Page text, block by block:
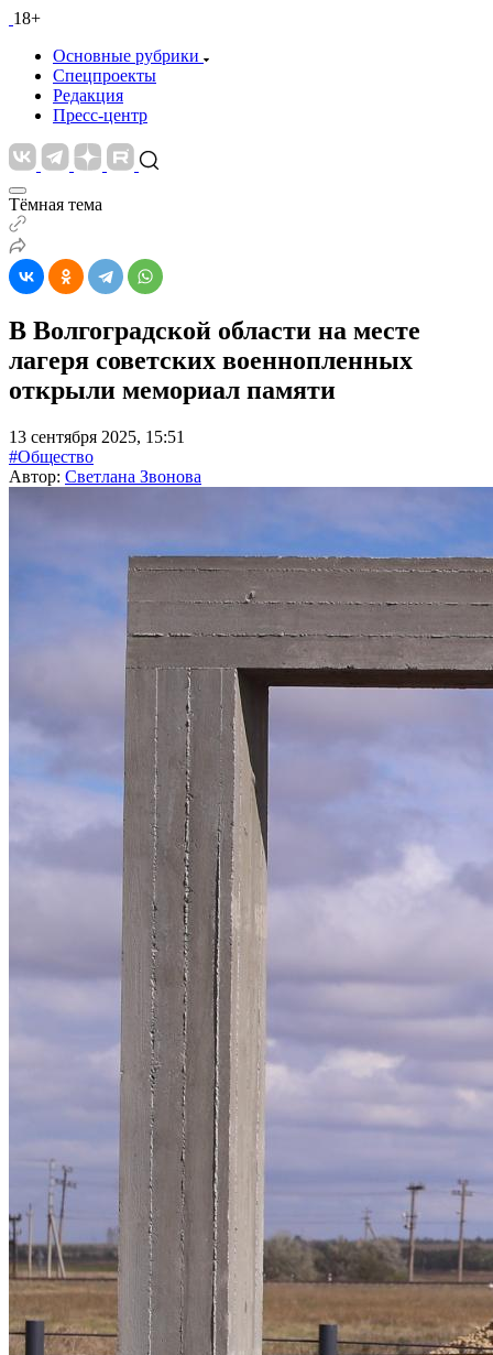
18+
Основные рубрики
Спецпроекты
Редакция
Пресс-центр
Тёмная тема
В Волгоградской области на месте
лагеря советских военнопленных
открыли мемориал памяти
13 сентября 2025, 15:51
#Общество
Автор: Светлана Звонова